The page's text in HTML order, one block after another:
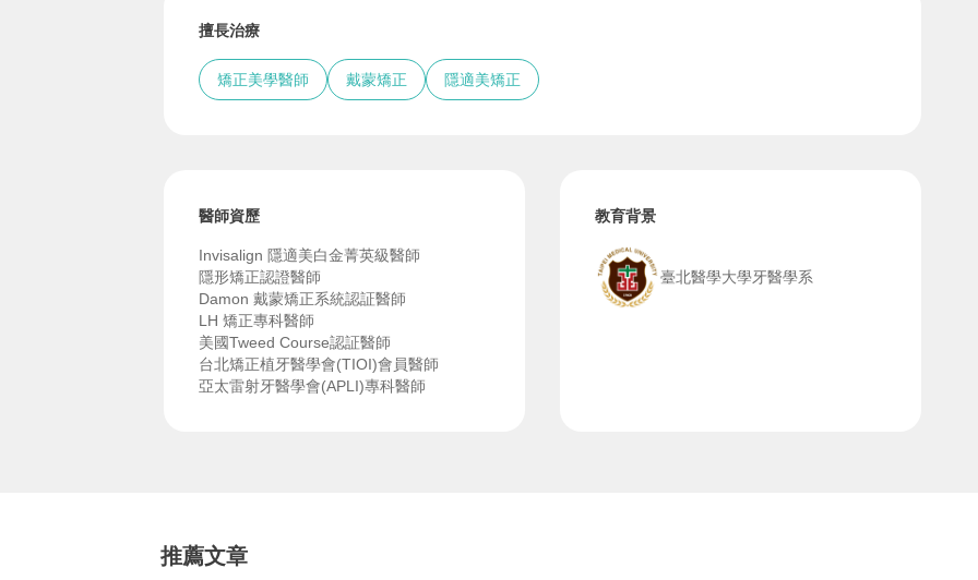
擅長治療
矯正美學醫師 戴蒙矯正 隱適美矯正
醫師資歷
Invisalign 隱適美白金菁英級醫師
隱形矯正認證醫師
Damon 戴蒙矯正系統認証醫師
LH 矯正專科醫師
美國Tweed Course認証醫師
台北矯正植牙醫學會(TIOI)會員醫師
亞太雷射牙醫學會(APLI)專科醫師
教育背景
臺北醫學大學牙醫學系
推薦文章